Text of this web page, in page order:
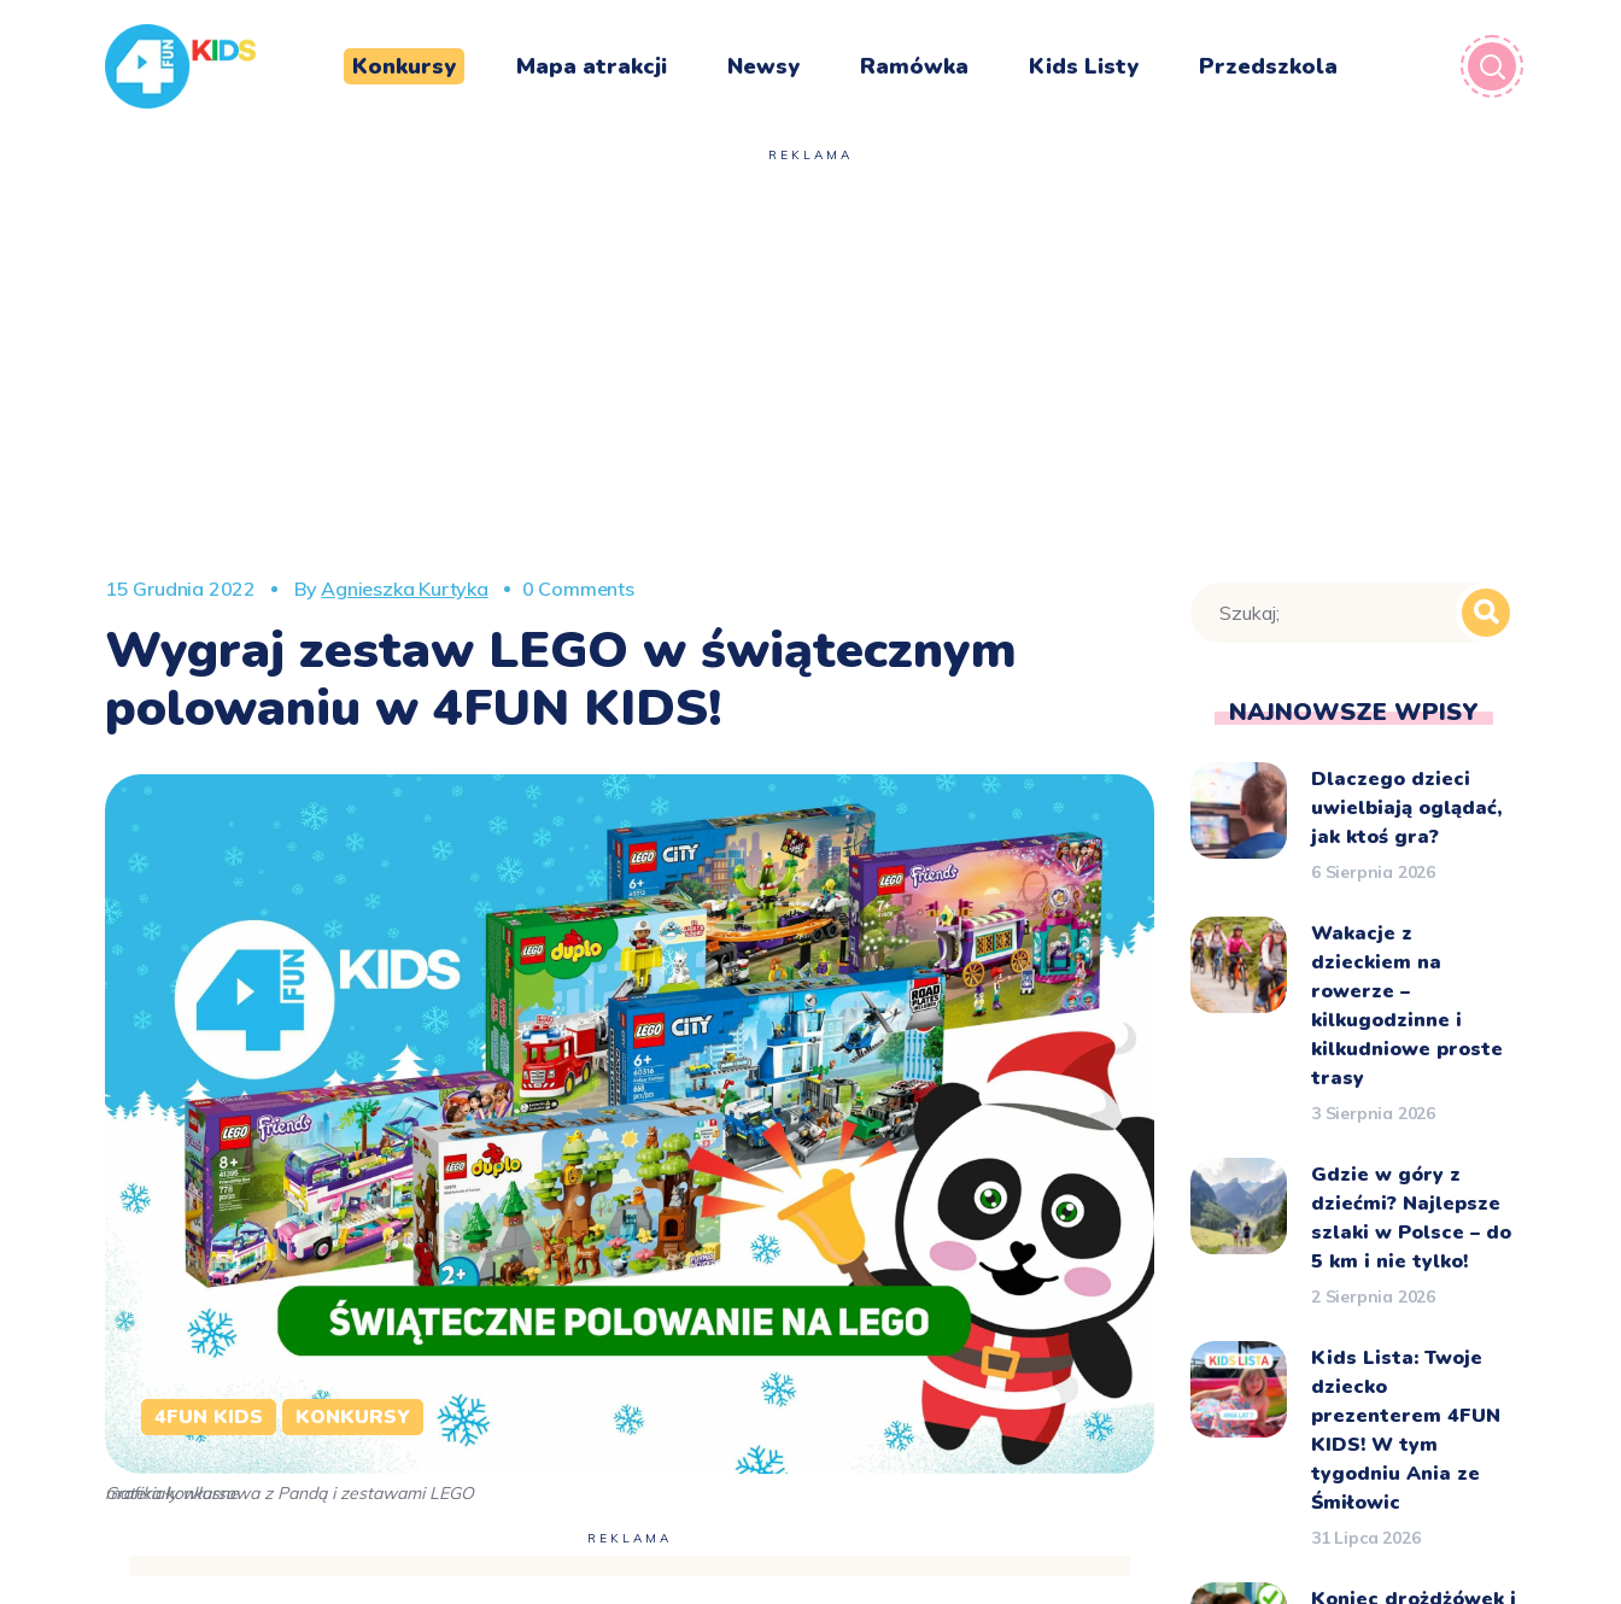
Konkursy Mapa atrakcji Newsy Ramówka Kids Listy Przedszkola
REKLAMA
15 Grudnia 2022 ByAgnieszka Kurtyka 0 Comments
Wygraj zestaw LEGO w świątecznym
polowaniu w 4FUN KIDS!
Grafika konkursowa z Pandą i zestawami LEGO
materiały własne
4FUN KIDS KONKURSY
REKLAMA
NAJNOWSZE WPISY
Dlaczego dzieci
uwielbiają oglądać,
jak ktoś gra?
6 Sierpnia 2026
Wakacje z
dzieckiem na
rowerze –
kilkugodzinne i
kilkudniowe proste
trasy
3 Sierpnia 2026
Gdzie w góry z
dziećmi? Najlepsze
szlaki w Polsce – do
5 km i nie tylko!
2 Sierpnia 2026
Kids Lista: Twoje
dziecko
prezenterem 4FUN
KIDS! W tym
tygodniu Ania ze
Śmiłowic
31 Lipca 2026